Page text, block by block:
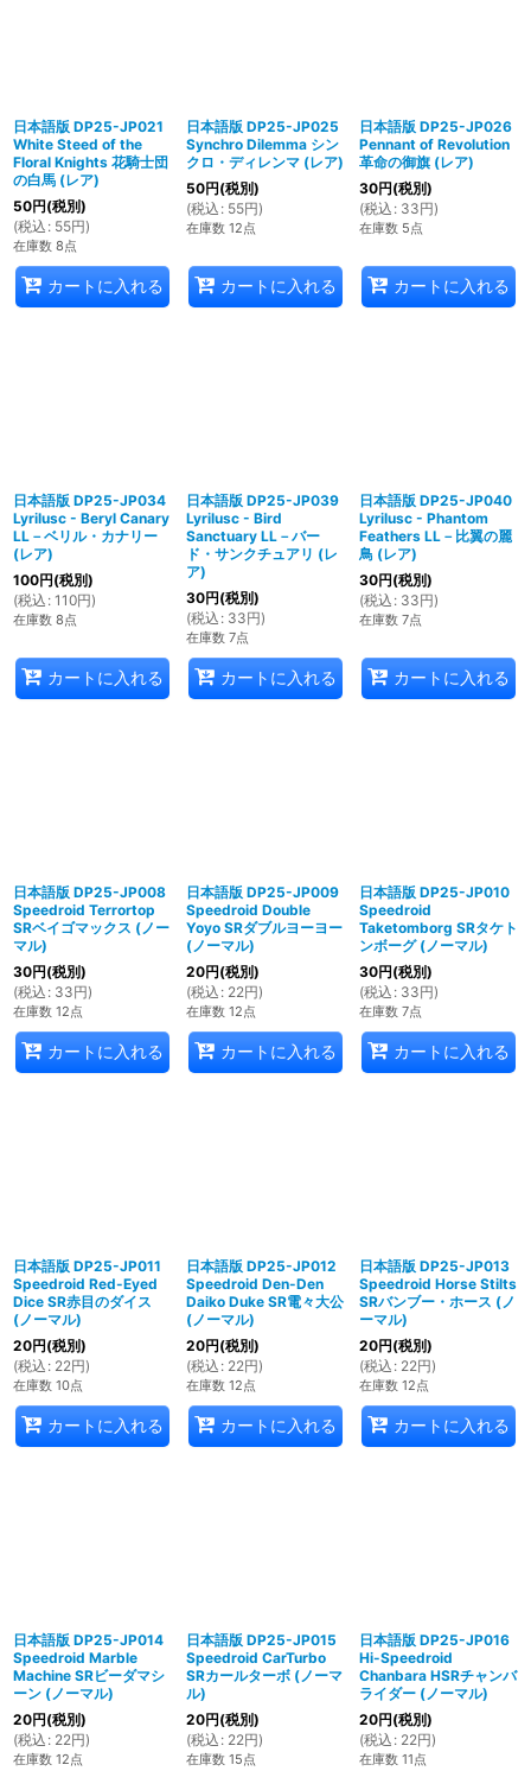
日本語版 DP25-JP021
White Steed of the
Floral Knights 花騎士団
の白馬 (レア)
50円(税別)
(税込 : 55円)
在庫数 8点
カートに入れる
日本語版 DP25-JP025
Synchro Dilemma シン
クロ・ディレンマ (レア)
50円(税別)
(税込 : 55円)
在庫数 12点
カートに入れる
日本語版 DP25-JP026
Pennant of Revolution
革命の御旗 (レア)
30円(税別)
(税込 : 33円)
在庫数 5点
カートに入れる
日本語版 DP25-JP034
Lyrilusc - Beryl Canary
LL－ベリル・カナリー
(レア)
100円(税別)
(税込 : 110円)
在庫数 8点
カートに入れる
日本語版 DP25-JP039
Lyrilusc - Bird
Sanctuary LL－バー
ド・サンクチュアリ (レ
ア)
30円(税別)
(税込 : 33円)
在庫数 7点
カートに入れる
日本語版 DP25-JP040
Lyrilusc - Phantom
Feathers LL－比翼の麗
鳥 (レア)
30円(税別)
(税込 : 33円)
在庫数 7点
カートに入れる
日本語版 DP25-JP008
Speedroid Terrortop
SRベイゴマックス (ノー
マル)
30円(税別)
(税込 : 33円)
在庫数 12点
カートに入れる
日本語版 DP25-JP009
Speedroid Double
Yoyo SRダブルヨーヨー
(ノーマル)
20円(税別)
(税込 : 22円)
在庫数 12点
カートに入れる
日本語版 DP25-JP010
Speedroid
Taketomborg SRタケト
ンボーグ (ノーマル)
30円(税別)
(税込 : 33円)
在庫数 7点
カートに入れる
日本語版 DP25-JP011
Speedroid Red-Eyed
Dice SR赤目のダイス
(ノーマル)
20円(税別)
(税込 : 22円)
在庫数 10点
カートに入れる
日本語版 DP25-JP012
Speedroid Den-Den
Daiko Duke SR電々大公
(ノーマル)
20円(税別)
(税込 : 22円)
在庫数 12点
カートに入れる
日本語版 DP25-JP013
Speedroid Horse Stilts
SRバンブー・ホース (ノ
ーマル)
20円(税別)
(税込 : 22円)
在庫数 12点
カートに入れる
日本語版 DP25-JP014
Speedroid Marble
Machine SRビーダマシ
ーン (ノーマル)
20円(税別)
(税込 : 22円)
在庫数 12点
日本語版 DP25-JP015
Speedroid CarTurbo
SRカールターボ (ノーマ
ル)
20円(税別)
(税込 : 22円)
在庫数 15点
日本語版 DP25-JP016
Hi-Speedroid
Chanbara HSRチャンバ
ライダー (ノーマル)
20円(税別)
(税込 : 22円)
在庫数 11点